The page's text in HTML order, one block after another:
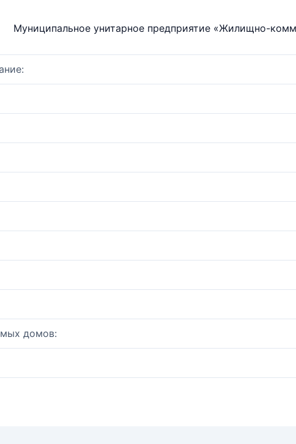
Муниципальное унитарное предприятие «Жилищно-
домов: